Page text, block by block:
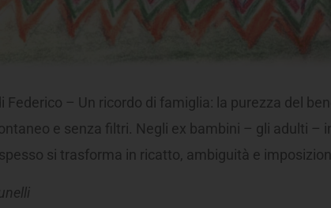
Federico – Un ricordo di famiglia: la purezza del
e senza filtri. Negli ex bambini – gli adulti –
spesso si trasforma in ricatto, ambiguità e